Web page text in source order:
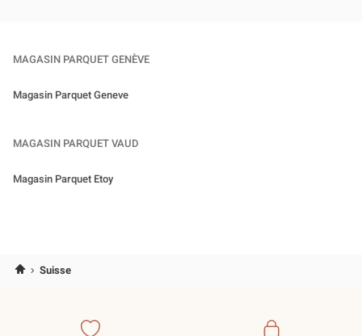
PARQUETS
MAGASIN PARQUET GENÈVE
Magasin Parquet Geneve
MAGASIN PARQUET VAUD
Magasin Parquet Etoy
AccueilSuisse